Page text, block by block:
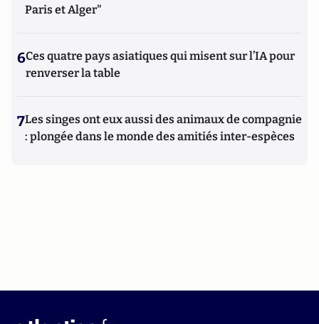
Paris et Alger"
6Ces quatre pays asiatiques qui misent sur l’IA pour
renverser la table
7Les singes ont eux aussi des animaux de compagnie
: plongée dans le monde des amitiés inter-espèces